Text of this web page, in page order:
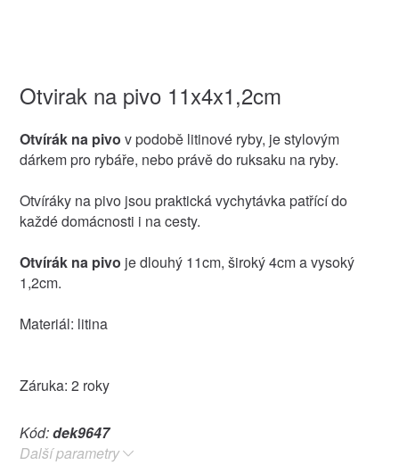
Otvirak na pivo 11x4x1,2cm
Otvírák na pivo v podobě litinové ryby, je stylovým
dárkem pro rybáře, nebo právě do ruksaku na ryby.
Otvíráky na pivo jsou praktická vychytávka patřící do
každé domácnosti i na cesty.
Otvírák na pivo je dlouhý 11cm, široký 4cm a vysoký
1,2cm.
Materiál: litina
Záruka: 2 roky
Kód:dek9647
Další parametry